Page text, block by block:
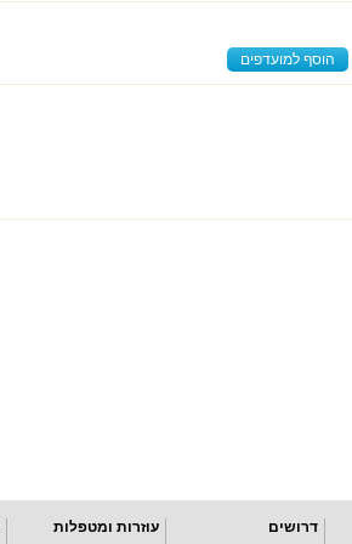
הוסף למועדפים
דרושים עוזרות ומטפלות